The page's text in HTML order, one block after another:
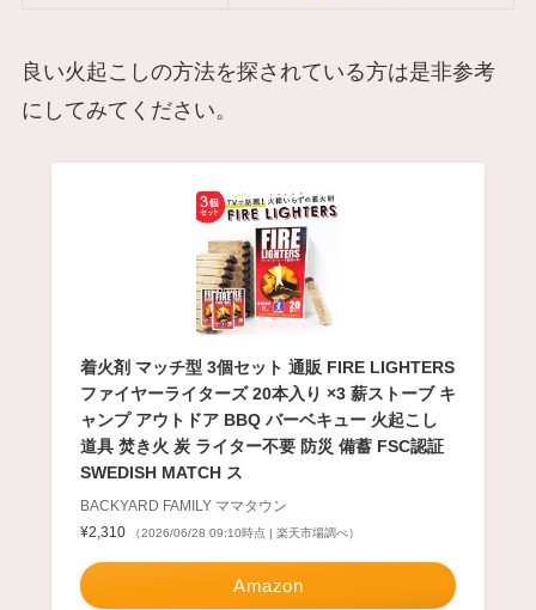
良い火起こしの方法を探されている方は是非参考
にしてみてください。
着火剤 マッチ型 3個セット 通販 FIRE LIGHTERS
ファイヤーライターズ 20本入り ×3 薪ストーブ キ
ャンプ アウトドア BBQ バーベキュー 火起こし
道具 焚き火 炭 ライター不要 防災 備蓄 FSC認証
SWEDISH MATCH ス
BACKYARD FAMILY ママタウン
¥2,310
（2026/06/28 09:10時点 | 楽天市場調べ）
Amazon